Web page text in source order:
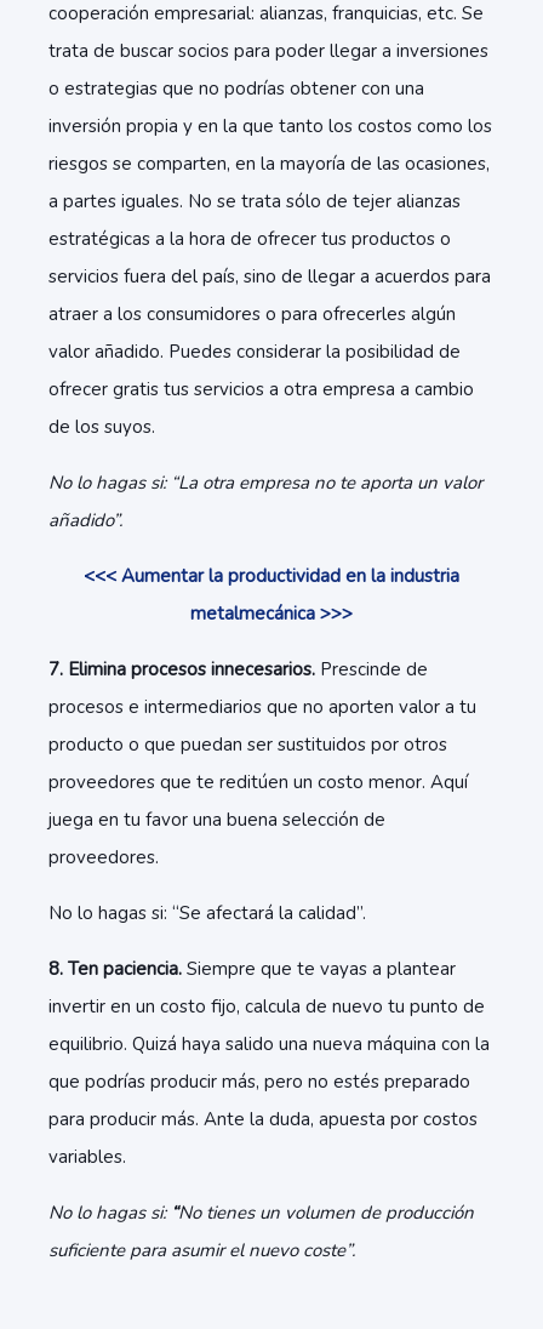
cooperación empresarial: alianzas, franquicias, etc. Se
trata de buscar socios para poder llegar a inversiones
o estrategias que no podrías obtener con una
inversión propia y en la que tanto los costos como los
riesgos se comparten, en la mayoría de las ocasiones,
a partes iguales. No se trata sólo de tejer alianzas
estratégicas a la hora de ofrecer tus productos o
servicios fuera del país, sino de llegar a acuerdos para
atraer a los consumidores o para ofrecerles algún
valor añadido. Puedes considerar la posibilidad de
ofrecer gratis tus servicios a otra empresa a cambio
de los suyos.
No lo hagas si: “La otra empresa no te aporta un valor
añadido”.
<<< Aumentar la productividad en la industria
metalmecánica >>>
7. Elimina procesos innecesarios. Prescinde de
procesos e intermediarios que no aporten valor a tu
producto o que puedan ser sustituidos por otros
proveedores que te reditúen un costo menor. Aquí
juega en tu favor una buena selección de
proveedores.
No lo hagas si: “Se afectará la calidad”.
8. Ten paciencia. Siempre que te vayas a plantear
invertir en un costo fijo, calcula de nuevo tu punto de
equilibrio. Quizá haya salido una nueva máquina con la
que podrías producir más, pero no estés preparado
para producir más. Ante la duda, apuesta por costos
variables.
No lo hagas si: “No tienes un volumen de producción
suficiente para asumir el nuevo coste”.